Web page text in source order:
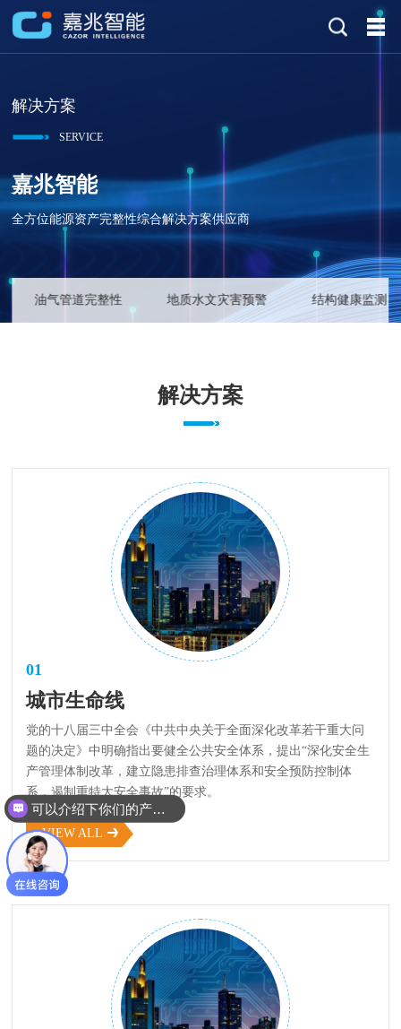
解决方案
SERVICE
嘉兆智能
全方位能源资产完整性综合解决方案供应商
油气管道完整性 地质水文灾害预警 结构健康监测
解决方案
01
城市生命线
党的十八届三中全会《中共中央关于全面深化改革若干重大问
题的决定》中明确指出要健全公共安全体系，提出“深化安全生
产管理体制改革，建立隐患排查治理体系和安全预防控制体
系，遏制重特大安全事故”的要求。
VIEW ALL